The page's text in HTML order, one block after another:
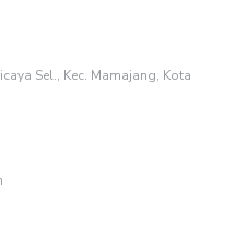
Sel., Kec. Mamajang, Kota